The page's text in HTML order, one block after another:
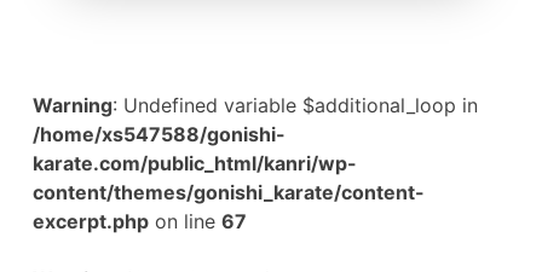
Warning: Undefined variable $additional_loop in
/home/xs547588/gonishi-
karate.com/public_html/kanri/wp-
content/themes/gonishi_karate/content-
excerpt.phpon line 67